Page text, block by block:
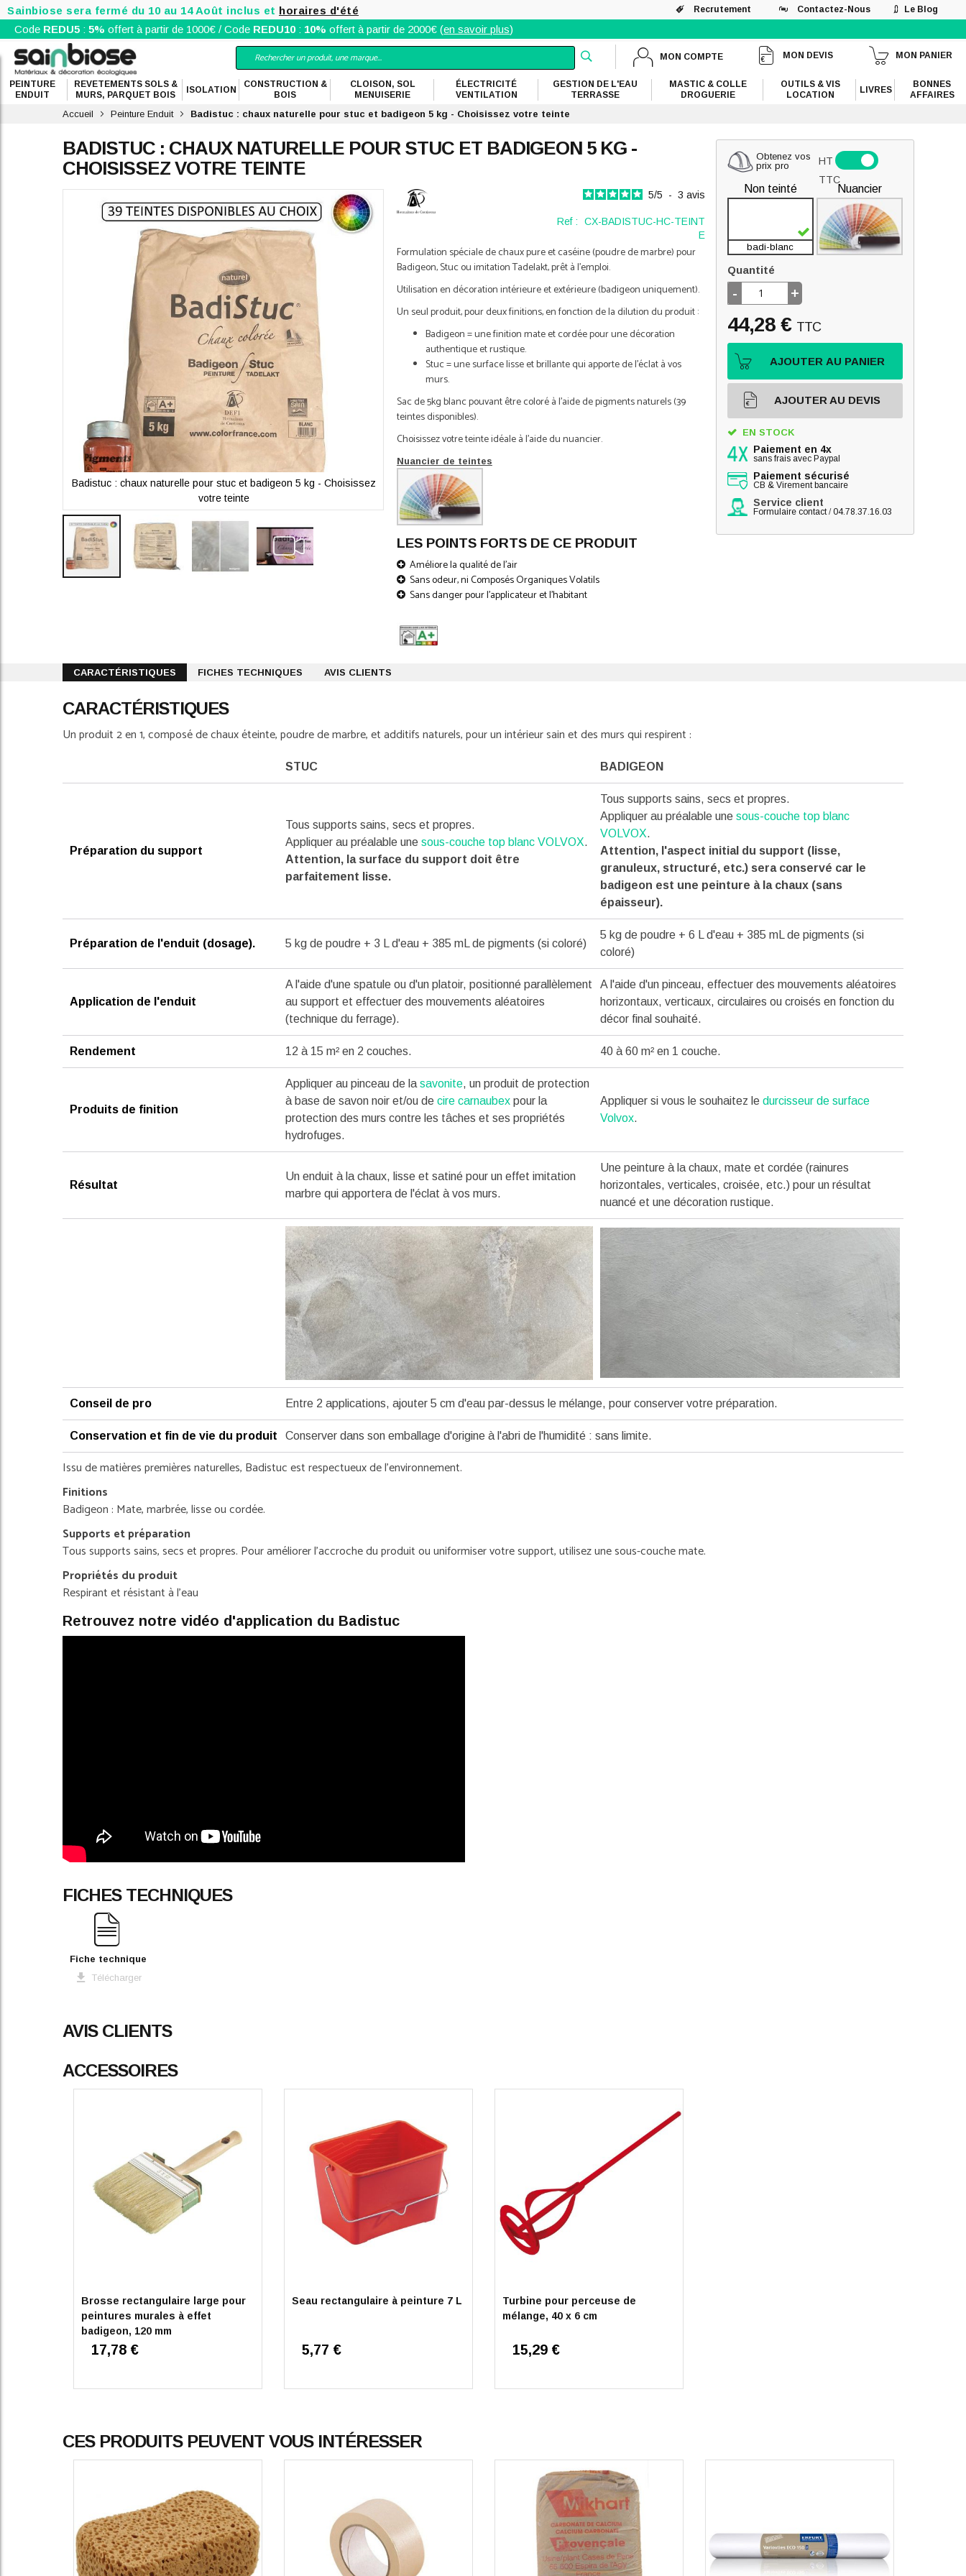
Sainbiose sera fermé du 10 au 14 Août inclus et horaires d'été Recrutement Contactez-Nous Le Blog
Code REDU5 :5% offert à partir de 1000€ / Code REDU10: 10% offert à partir de 2000€ (en savoir plus)
MON COMPTE MON DEVIS MON PANIER
PEINTURE
ENDUIT
REVETEMENTS SOLS &
MURS, PARQUET BOIS
ISOLATION
CONSTRUCTION &
BOIS
CLOISON, SOL
MENUISERIE
ÉLECTRICITÉ
VENTILATION
GESTION DE L'EAU
TERRASSE
MASTIC & COLLE
DROGUERIE
OUTILS & VIS
LOCATION
LIVRES
BONNES
AFFAIRES
Accueil Peinture Enduit Badistuc : chaux naturelle pour stuc et badigeon 5 kg - Choisissez votre teinte
BADISTUC : CHAUX NATURELLE POUR STUC ET BADIGEON 5 KG -
CHOISISSEZ VOTRE TEINTE
5/5 - 3 avis
Ref :
CX-BADISTUC-HC-TEINT
E
Formulation spéciale de chaux pure et caséine (poudre de marbre) pour
Badigeon, Stuc ou imitation Tadelakt, prêt à l'emploi.
Utilisation en décoration intérieure et extérieure (badigeon uniquement).
Un seul produit, pour deux finitions, en fonction de la dilution du produit :
Badigeon = une finition mate et cordée pour une décoration
authentique et rustique.
Stuc = une surface lisse et brillante qui apporte de l'éclat à vos
murs.
Sac de 5kg blanc pouvant être coloré à l'aide de pigments naturels (39
teintes disponibles).
Choisissez votre teinte idéale à l'aide du nuancier.
Nuancier de teintes
LES POINTS FORTS DE CE PRODUIT
Améliore la qualité de l'air
Sans odeur, ni Composés Organiques Volatils
Sans danger pour l'applicateur et l'habitant
Badistuc : chaux naturelle pour stuc et badigeon 5 kg - Choisissez
votre teinte
Badistuc : chaux naturelle pour stuc et badigeon 5 kg - Choisissez
images
gallery
Obtenez vos
prix pro
HT
TTC
Non teinté
badi-blanc
Nuancier
Quantité
- +
44,28 € TTC
AJOUTER AU PANIER
AJOUTER AU DEVIS
EN STOCK
Paiement en 4x
sans frais avec Paypal
Paiement sécurisé
CB & Virement bancaire
Service client
Formulaire contact/04.78.37.16.03
CARACTÉRISTIQUES FICHES TECHNIQUES AVIS CLIENTS
CARACTÉRISTIQUES
Un produit 2 en 1, composé de chaux éteinte, poudre de marbre, et additifs naturels, pour un intérieur sain et des murs qui respirent :
STUC BADIGEON
Préparation du support
Tous supports sains, secs et propres.
Appliquer au préalable une sous-couche top blanc VOLVOX.
Attention, la surface du support doit être
parfaitement lisse.
Tous supports sains, secs et propres.
Appliquer au préalable une sous-couche top blanc
VOLVOX.
Attention, l'aspect initial du support (lisse,
granuleux, structuré, etc.) sera conservé car le
badigeon est une peinture à la chaux (sans
épaisseur).
Préparation de l'enduit (dosage). 5 kg de poudre + 3 L d'eau + 385 mL de pigments (si coloré)
5 kg de poudre + 6 L d'eau + 385 mL de pigments (si
coloré)
Application de l'enduit
A l'aide d'une spatule ou d'un platoir, positionné parallèlement
au support et effectuer des mouvements aléatoires
(technique du ferrage).
A l'aide d'un pinceau, effectuer des mouvements aléatoires
horizontaux, verticaux, circulaires ou croisés en fonction du
décor final souhaité.
Rendement 12 à 15 m² en 2 couches. 40 à 60 m² en 1 couche.
Produits de finition
Appliquer au pinceau de la savonite, un produit de protection
à base de savon noir et/ou de cire carnaubex pour la
protection des murs contre les tâches et ses propriétés
hydrofuges.
Appliquer si vous le souhaitez le durcisseur de surface
Volvox.
Résultat
Un enduit à la chaux, lisse et satiné pour un effet imitation
marbre qui apportera de l'éclat à vos murs.
Une peinture à la chaux, mate et cordée (rainures
horizontales, verticales, croisée, etc.) pour un résultat
nuancé et une décoration rustique.
Conseil de pro Entre 2 applications, ajouter 5 cm d'eau par-dessus le mélange, pour conserver votre préparation.
Conservation et fin de vie du produit Conserver dans son emballage d'origine à l'abri de l'humidité : sans limite.
Issu de matières premières naturelles, Badistuc est respectueux de l'environnement.
Finitions
Badigeon : Mate, marbrée, lisse ou cordée.
Supports et préparation
Tous supports sains, secs et propres. Pour améliorer l'accroche du produit ou uniformiser votre support, utilisez une sous-couche mate.
Propriétés du produit
Respirant et résistant à l'eau
Retrouvez notre vidéo d'application du Badistuc
FICHES TECHNIQUES
Fiche technique
Télécharger
AVIS CLIENTS
Basé sur
Voir tous les avis sur ce site
étoiles
étoiles
5/5
Avis du 10/08/2025 , suite à une expérience du 28/07/2025 par Philippe C.
5/5
AVIS VÉRIFIÉ
ACCESSOIRES
Brosse rectangulaire large pour
peintures murales à effet
badigeon, 120 mm
17,78 €
Seau rectangulaire à peinture 7 L
5,77 €
Turbine pour perceuse de
mélange, 40 x 6 cm
15,29 €
CES PRODUITS PEUVENT VOUS INTÉRESSER